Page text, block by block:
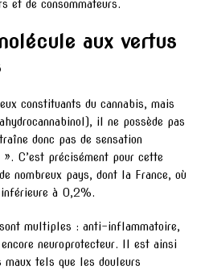
et de consommateurs.
aux vertus
constituants du cannabis, mais
il ne possède pas
donc pas de sensation
». C’est précisément pour cette
nombreux pays, dont la France, où
à 0,2%.
multiples : anti-inflammatoire,
neuroprotecteur. Il est ainsi
tels que les douleurs